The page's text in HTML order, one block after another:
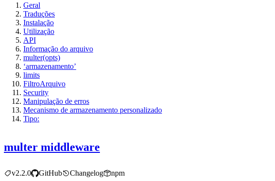
multer middleware
v2.2.0 GitHub Changelog npm
Geral
Traduções
Instalação
Utilização
API
Informação do arquivo
multer(opts)
‘armazenamento’
limits
FiltroArquivo
Security
Manipulação de erros
Mecanismo de armazenamento personalizado
Tipo: